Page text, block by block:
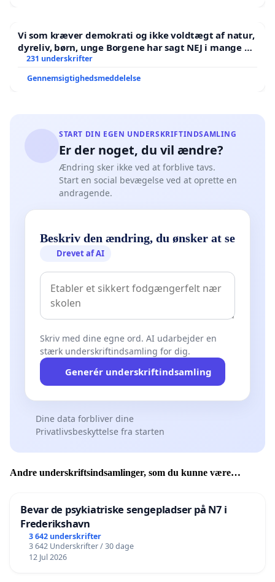
Vi som kræver demokrati og ikke voldtægt af natur,
dyreliv, børn, unge Borgene har sagt NEJ i mange år.
Der er
231 underskrifter
Gennemsigtighedsmeddelelse
START DIN EGEN UNDERSKRIFTINDSAMLING
Er der noget, du vil ændre?
Ændring sker ikke ved at forblive tavs.
Start en social bevægelse ved at oprette en
andragende.
Beskriv den ændring, du ønsker at se
Drevet af AI
Skriv med dine egne ord. AI udarbejder en
stærk underskriftindsamling for dig.
Generér underskriftindsamling
Dine data forbliver dine
Privatlivsbeskyttelse fra starten
Andre underskriftsindsamlinger, som du kunne være
Bevar de psykiatriske sengepladser på N7 i
Frederikshavn
3 642 underskrifter
3 642 Underskrifter / 30 dage
12 Jul 2026